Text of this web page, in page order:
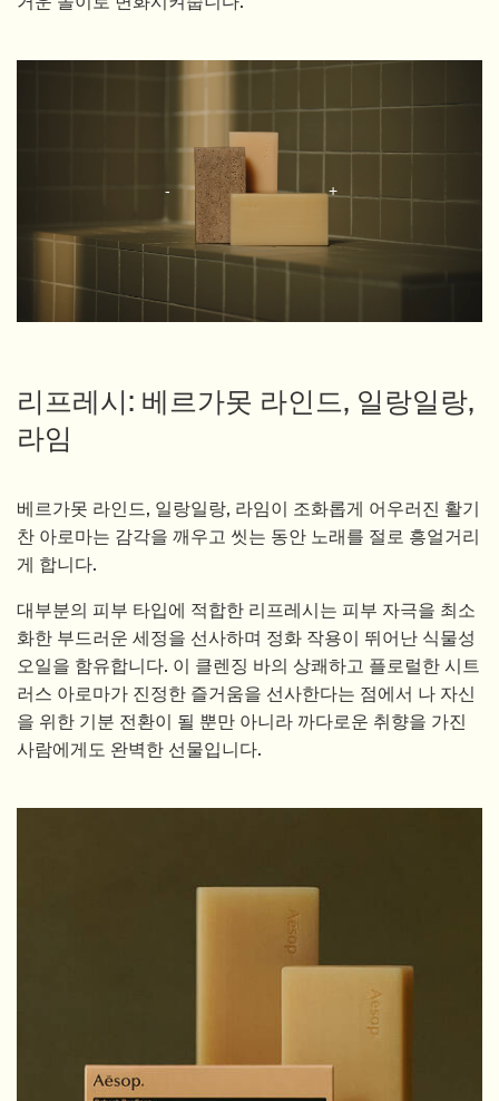
리프레시: 베르가못 라인드, 일랑일랑,
라임
베르가못 라인드, 일랑일랑, 라임이 조화롭게 어우러진 활기
찬 아로마는 감각을 깨우고 씻는 동안 노래를 절로 흥얼거리
게 합니다.
대부분의 피부 타입에 적합한 리프레시는 피부 자극을 최소
화한 부드러운 세정을 선사하며 정화 작용이 뛰어난 식물성
오일을 함유합니다. 이 클렌징 바의 상쾌하고 플로럴한 시트
러스 아로마가 진정한 즐거움을 선사한다는 점에서 나 자신
을 위한 기분 전환이 될 뿐만 아니라 까다로운 취향을 가진
사람에게도 완벽한 선물입니다.